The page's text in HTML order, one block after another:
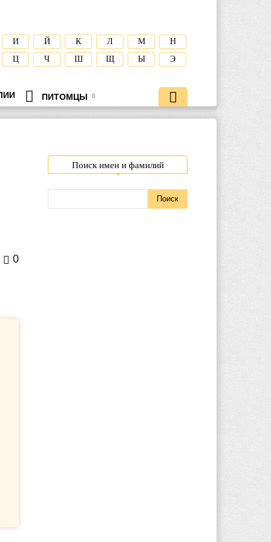
И Й К Л М
Н
Ц
Ч Ш Щ Ы Э
ПИТОМЦЫ
0
Поиск имен и фамилий